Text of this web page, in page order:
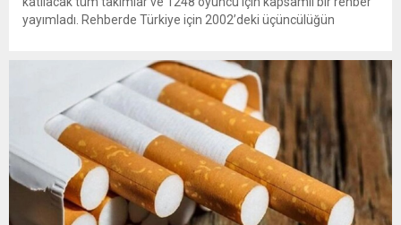
yayımladı. Rehberde Türkiye için 2002’deki üçüncülüğün
yaratmaya hazır” olarak değerlendirildi. A Milli Takım’ın yıldızı
Arda Güler gösterildi. The...